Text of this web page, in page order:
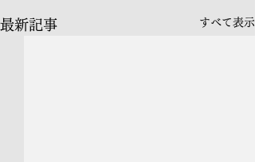
最新記事 すべて表示